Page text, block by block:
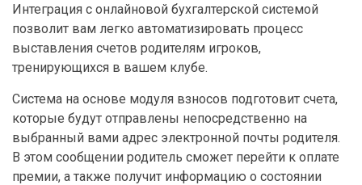
Интеграция с онлайновой бухгалтерской системой
позволит вам легко автоматизировать процесс
выставления счетов родителям игроков,
тренирующихся в вашем клубе.
Система на основе модуля взносов подготовит счета,
которые будут отправлены непосредственно на
выбранный вами адрес электронной почты родителя.
В этом сообщении родитель сможет перейти к оплате
премии, а также получит информацию о состоянии